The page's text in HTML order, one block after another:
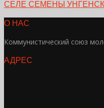
СЕЛЕ СЕМЕНЫ
О НАС
Коммунистический союз
АДРЕС